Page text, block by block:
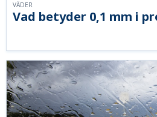
Vad betyder 0,1 mm i
VÄDER